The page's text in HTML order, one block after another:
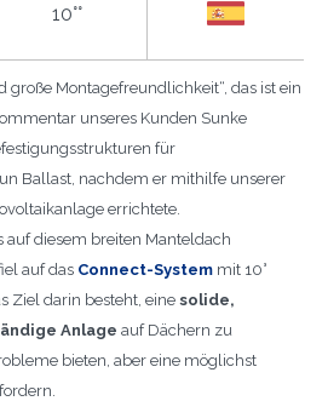
10°°
große Montagefreundlichkeit“, das ist ein
unseres Kunden Sunke
für
Ballast, nachdem er mithilfe unserer
errichtete.
auf diesem breiten Manteldach
auf das Connect-System mit 10°
Ziel darin besteht, eine solide,
Anlage auf Dächern zu
bieten, aber eine möglichst